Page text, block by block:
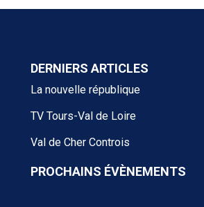
DERNIERS ARTICLES
La nouvelle république
TV Tours-Val de Loire
Val de Cher Controis
PROCHAINS ÉVÈNEMENTS